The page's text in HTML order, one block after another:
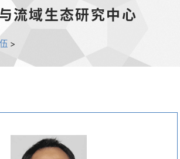
流域生态研究中心
>